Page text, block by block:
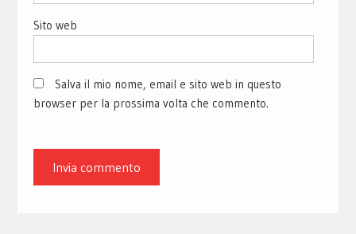
Sito web
Salva il mio nome, email e sito web in questo
browser per la prossima volta che commento.